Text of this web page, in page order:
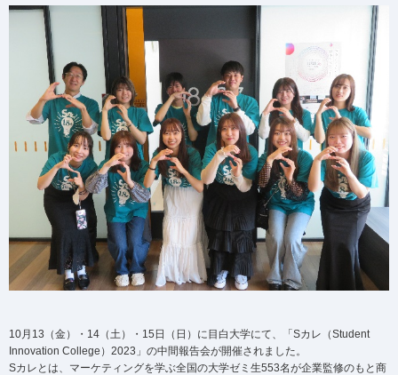
10月13（金）・14（土）・15日（日）に目白大学にて、「Sカレ（Student
Innovation College）2023」の中間報告会が開催されました。
Sカレとは、マーケティングを学ぶ全国の大学ゼミ生553名が企業監修のもと商